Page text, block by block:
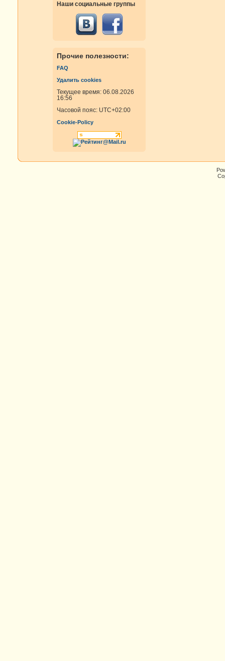
Наши социальные группы
Прочие полезности:
FAQ
Удалить cookies
Текущее время: 06.08.2026
16:56
Часовой пояс: UTC+02:00
Cookie-Policy